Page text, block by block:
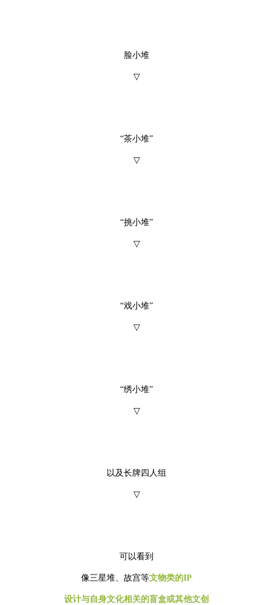
脸小堆
▽
“茶小堆”
▽
“挑小堆”
▽
“戏小堆”
▽
“绣小堆”
▽
以及长牌四人组
▽
可以看到
像三星堆、故宫等文物类的IP
设计与自身文化相关的盲盒或其他文创